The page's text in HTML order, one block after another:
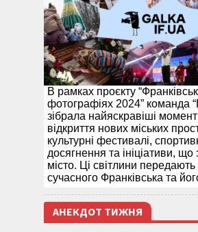
В рамках проєкту
фотографіях 2024” команда
зібрала найяскравіші
відкриття нових міських
культурні фестивалі,
досягнення та ініціативи,
місто. Ці світлини передають
сучасного Франківська та
АНЕКДОТ ТИЖНЯ